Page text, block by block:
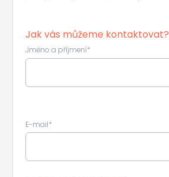
Jak vás můžeme kontaktovat?
Jméno a příjmení*
E-mail*